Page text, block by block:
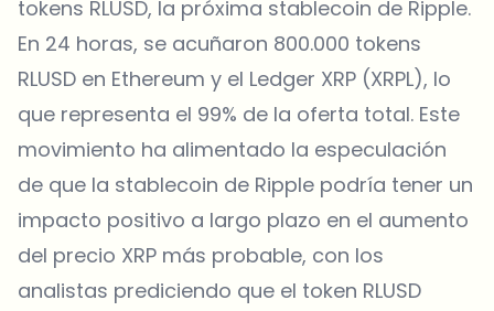
tokens RLUSD, la próxima stablecoin de Ripple.
En 24 horas, se acuñaron 800.000 tokens
RLUSD en Ethereum y el Ledger XRP (XRPL), lo
que representa el 99% de la oferta total. Este
movimiento ha alimentado la especulación
de que la stablecoin de Ripple podría tener un
impacto positivo a largo plazo en el aumento
del precio XRP más probable, con los
analistas prediciendo que el token RLUSD